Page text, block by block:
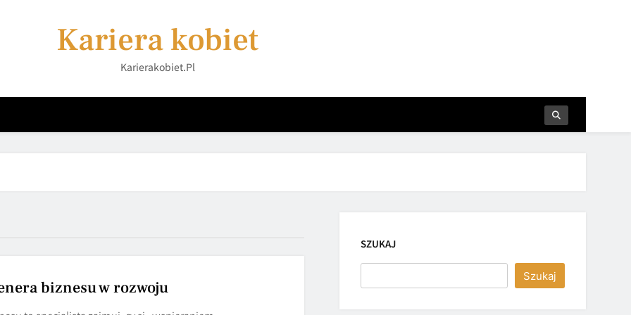
Kariera kobiet
Karierakobiet.pl
biznesu w rozwoju
SZUKAJ
Szukaj